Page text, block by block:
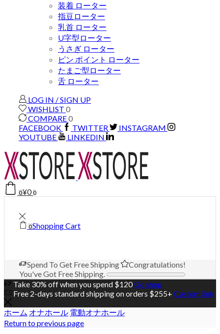
装着 ローター
指豆ローター
乳首 ローター
U字型ローター
うさぎ ローター
ピン ポイント ローター
たまご型ローター
舌 ローター
LOG IN / SIGN UP
WISHLIST 0
COMPARE0
FACEBOOK
TWITTER
INSTAGRAM
YOUTUBE
LINKEDIN
0¥0 0
0Shopping Cart
Spend To Get Free Shipping
Congratulations!
You've Got Free Shipping.
Take 30% off when you spend $120Go shop
Free 2-days standard shipping on orders $255+ Custom link
ホーム オナホール 電動オナホール
Return to previous page